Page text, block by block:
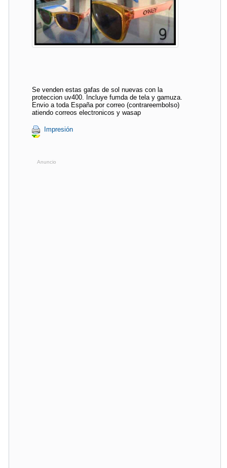
Se venden estas gafas de sol nuevas con la
proteccion uv400. Incluye fumda de tela y gamuza.
Envio a toda España por correo (contrareembolso)
atiendo correos electronicos y wasap
Impresión
Anuncio